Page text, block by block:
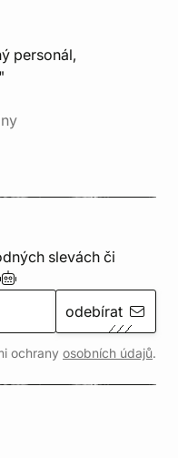
personál,
slevách či
odebírat
ochrany osobních údajů.